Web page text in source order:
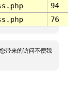
94
76
带来的访问不便我